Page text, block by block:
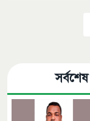
সর্বশেষ